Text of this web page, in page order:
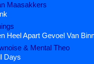
Maasakkers
Heel Apart Gevoel Van
& Mental Theo
Days